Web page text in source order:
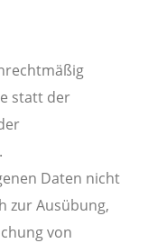
statt der
Daten nicht
zur Ausübung,
von